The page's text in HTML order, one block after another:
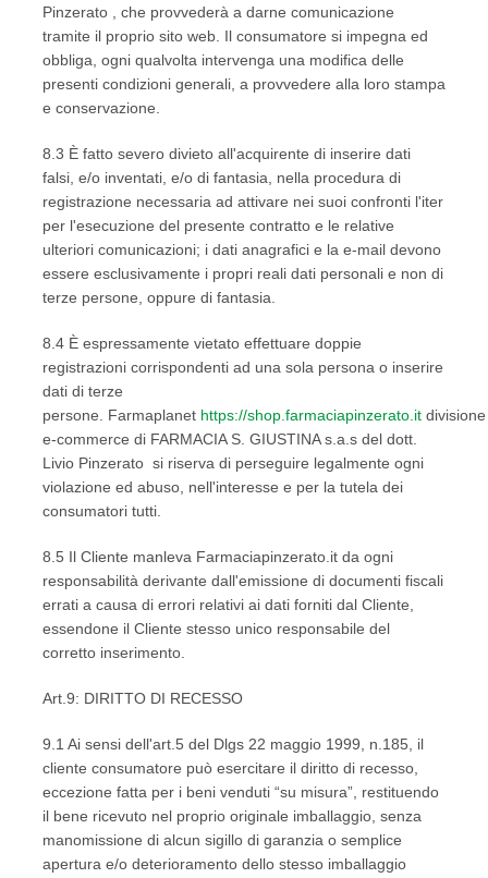
Pinzerato , che provvederà a darne comunicazione
tramite il proprio sito web. Il consumatore si impegna ed
obbliga, ogni qualvolta intervenga una modifica delle
presenti condizioni generali, a provvedere alla loro stampa
e conservazione.
8.3 È fatto severo divieto all'acquirente di inserire dati
falsi, e/o inventati, e/o di fantasia, nella procedura di
registrazione necessaria ad attivare nei suoi confronti l'iter
per l'esecuzione del presente contratto e le relative
ulteriori comunicazioni; i dati anagrafici e la e-mail devono
essere esclusivamente i propri reali dati personali e non di
terze persone, oppure di fantasia.
8.4 È espressamente vietato effettuare doppie
registrazioni corrispondenti ad una sola persona o inserire
dati di terze
persone. Farmaplanet https://shop.farmaciapinzerato.it divisione
e-commerce di FARMACIA S. GIUSTINA s.a.s del dott.
Livio Pinzerato si riserva di perseguire legalmente ogni
violazione ed abuso, nell'interesse e per la tutela dei
consumatori tutti.
8.5 Il Cliente manleva Farmaciapinzerato.it da ogni
responsabilità derivante dall'emissione di documenti fiscali
errati a causa di errori relativi ai dati forniti dal Cliente,
essendone il Cliente stesso unico responsabile del
corretto inserimento.
Art.9: DIRITTO DI RECESSO
9.1 Ai sensi dell'art.5 del Dlgs 22 maggio 1999, n.185, il
cliente consumatore può esercitare il diritto di recesso,
eccezione fatta per i beni venduti “su misura”, restituendo
il bene ricevuto nel proprio originale imballaggio, senza
manomissione di alcun sigillo di garanzia o semplice
apertura e/o deterioramento dello stesso imballaggio